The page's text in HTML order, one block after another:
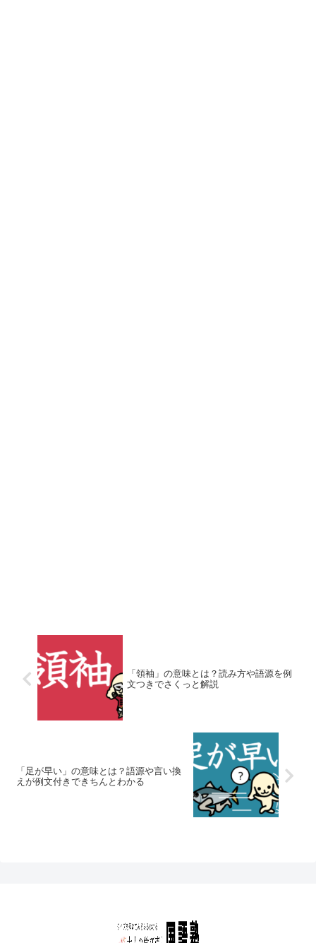
「領袖」の意味とは？読み方や語源を例
文つきでさくっと解説
「足が早い」の意味とは？語源や言い換
えが例文付きできちんとわかる